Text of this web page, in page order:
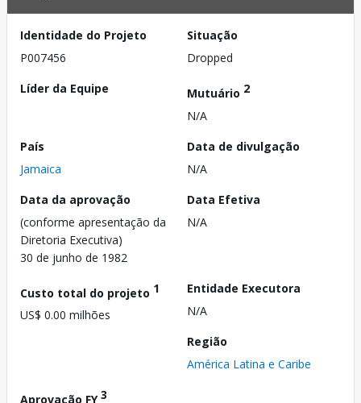
Identidade do Projeto
P007456
Situação
Dropped
Líder da Equipe
Mutuário 2
N/A
País
Jamaica
Data de divulgação
N/A
Data da aprovação
(conforme apresentação da
Diretoria Executiva)
30 de junho de 1982
Data Efetiva
N/A
Custo total do projeto 1
US$ 0.00 milhões
Entidade Executora
N/A
Região
América Latina e Caribe
Aprovação FY3